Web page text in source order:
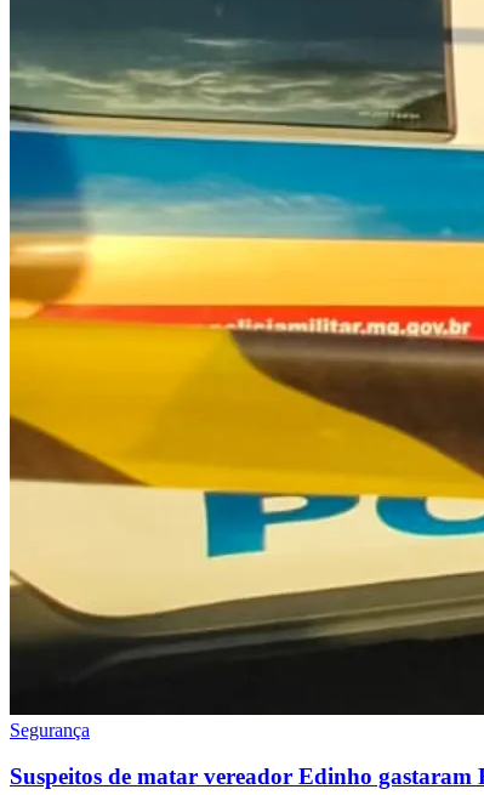
Segurança
Suspeitos de matar vereador Edinho